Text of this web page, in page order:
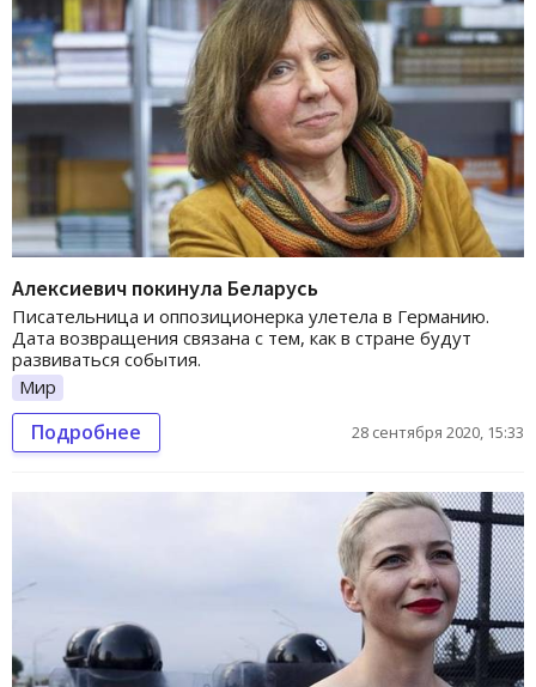
Алексиевич покинула Беларусь
Писательница и оппозиционерка улетела в Германию.
Дата возвращения связана с тем, как в стране будут
развиваться события.
Мир
Подробнее 28 сентября 2020, 15:33